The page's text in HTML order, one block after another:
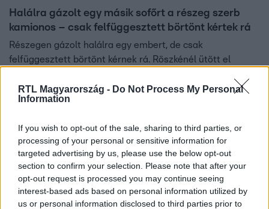
RTL Magyarország - Do Not Process My Personal
Information
If you wish to opt-out of the sale, sharing to third parties, or
processing of your personal or sensitive information for
targeted advertising by us, please use the below opt-out
section to confirm your selection. Please note that after your
opt-out request is processed you may continue seeing
interest-based ads based on personal information utilized by
us or personal information disclosed to third parties prior to
Halálra gázolt egy másik sofőrt a részeg szerb
kamionos – csak felfüggesztett börtönt kértek rá
Részegen gázolt halálra egy embert, de csak
felfüggesztett börtönt kérnek rá. Röszkénél ütött el
mellett beszélgető kamionost egy ittas szerb sofőr, aki
megállás nélkül tovább is hajtott. Az ügyészség szerint az
ahol nincs keresnivalójuk gyalogosoknak.